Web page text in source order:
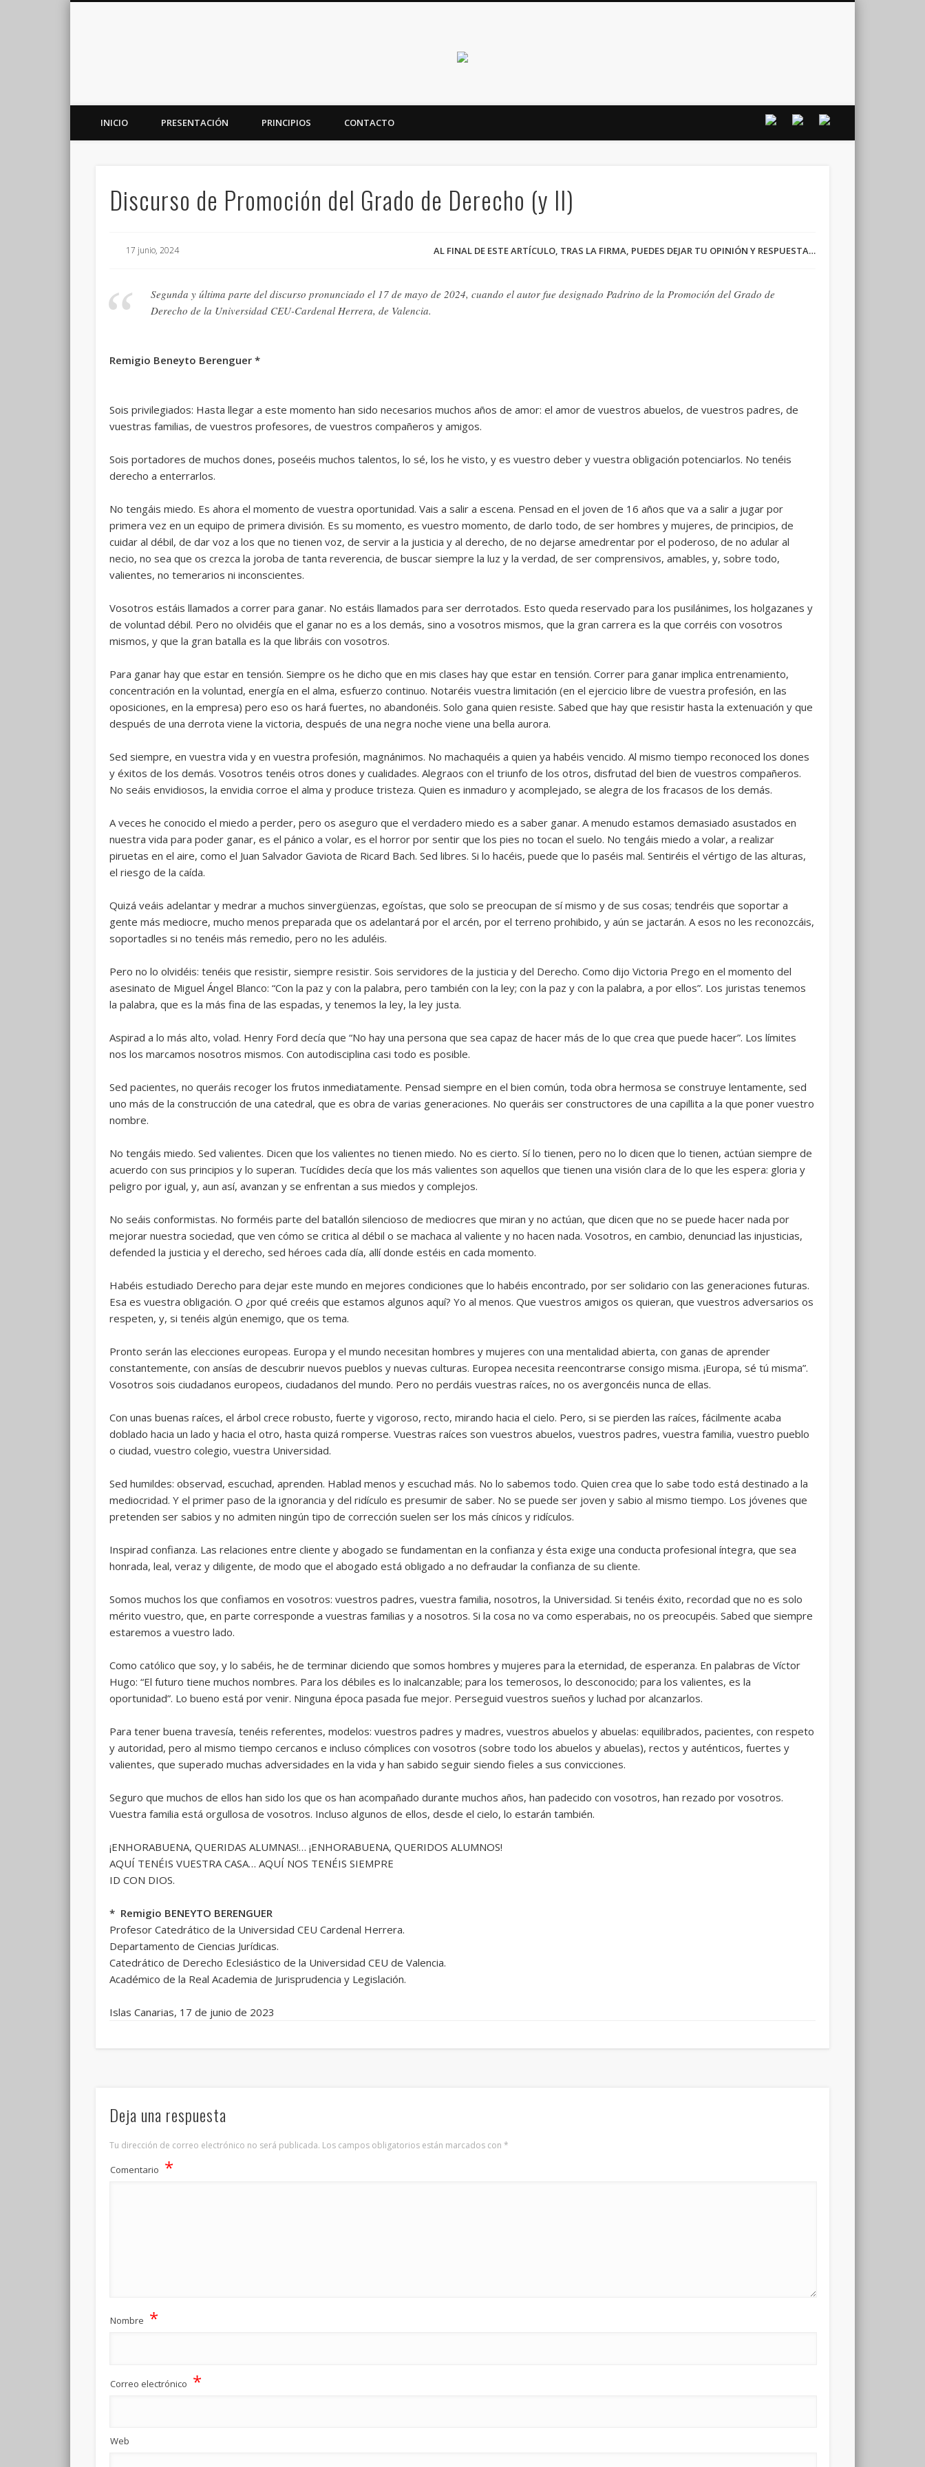
INICIO PRESENTACIÓN PRINCIPIOS CONTACTO
Discurso de Promoción del Grado de Derecho (y II)
AL FINAL DE ESTE ARTÍCULO, TRAS LA FIRMA, PUEDES DEJAR TU OPINIÓN Y RESPUESTA…
17 junio, 2024
Segunda y última parte del discurso pronunciado el 17 de mayo de 2024, cuando el autor fue designado Padrino de la Promoción del Grado de
Derecho de la Universidad CEU-Cardenal Herrera, de Valencia.
Remigio Beneyto Berenguer *
Sois privilegiados: Hasta llegar a este momento han sido necesarios muchos años de amor: el amor de vuestros abuelos, de vuestros padres, de
vuestras familias, de vuestros profesores, de vuestros compañeros y amigos.
Sois portadores de muchos dones, poseéis muchos talentos, lo sé, los he visto, y es vuestro deber y vuestra obligación potenciarlos. No tenéis
derecho a enterrarlos.
No tengáis miedo. Es ahora el momento de vuestra oportunidad. Vais a salir a escena. Pensad en el joven de 16 años que va a salir a jugar por
primera vez en un equipo de primera división. Es su momento, es vuestro momento, de darlo todo, de ser hombres y mujeres, de principios, de
cuidar al débil, de dar voz a los que no tienen voz, de servir a la justicia y al derecho, de no dejarse amedrentar por el poderoso, de no adular al
necio, no sea que os crezca la joroba de tanta reverencia, de buscar siempre la luz y la verdad, de ser comprensivos, amables, y, sobre todo,
valientes, no temerarios ni inconscientes.
Vosotros estáis llamados a correr para ganar. No estáis llamados para ser derrotados. Esto queda reservado para los pusilánimes, los holgazanes y
de voluntad débil. Pero no olvidéis que el ganar no es a los demás, sino a vosotros mismos, que la gran carrera es la que corréis con vosotros
mismos, y que la gran batalla es la que libráis con vosotros.
Para ganar hay que estar en tensión. Siempre os he dicho que en mis clases hay que estar en tensión. Correr para ganar implica entrenamiento,
concentración en la voluntad, energía en el alma, esfuerzo continuo. Notaréis vuestra limitación (en el ejercicio libre de vuestra profesión, en las
oposiciones, en la empresa) pero eso os hará fuertes, no abandonéis. Solo gana quien resiste. Sabed que hay que resistir hasta la extenuación y que
después de una derrota viene la victoria, después de una negra noche viene una bella aurora.
Sed siempre, en vuestra vida y en vuestra profesión, magnánimos. No machaquéis a quien ya habéis vencido. Al mismo tiempo reconoced los dones
y éxitos de los demás. Vosotros tenéis otros dones y cualidades. Alegraos con el triunfo de los otros, disfrutad del bien de vuestros compañeros.
No seáis envidiosos, la envidia corroe el alma y produce tristeza. Quien es inmaduro y acomplejado, se alegra de los fracasos de los demás.
A veces he conocido el miedo a perder, pero os aseguro que el verdadero miedo es a saber ganar. A menudo estamos demasiado asustados en
nuestra vida para poder ganar, es el pánico a volar, es el horror por sentir que los pies no tocan el suelo. No tengáis miedo a volar, a realizar
piruetas en el aire, como el Juan Salvador Gaviota de Ricard Bach. Sed libres. Si lo hacéis, puede que lo paséis mal. Sentiréis el vértigo de las alturas,
el riesgo de la caída.
Quizá veáis adelantar y medrar a muchos sinvergüenzas, egoístas, que solo se preocupan de sí mismo y de sus cosas; tendréis que soportar a
gente más mediocre, mucho menos preparada que os adelantará por el arcén, por el terreno prohibido, y aún se jactarán. A esos no les reconozcáis,
soportadles si no tenéis más remedio, pero no les aduléis.
Pero no lo olvidéis: tenéis que resistir, siempre resistir. Sois servidores de la justicia y del Derecho. Como dijo Victoria Prego en el momento del
asesinato de Miguel Ángel Blanco: “Con la paz y con la palabra, pero también con la ley; con la paz y con la palabra, a por ellos”. Los juristas tenemos
la palabra, que es la más fina de las espadas, y tenemos la ley, la ley justa.
Aspirad a lo más alto, volad. Henry Ford decía que “No hay una persona que sea capaz de hacer más de lo que crea que puede hacer”. Los límites
nos los marcamos nosotros mismos. Con autodisciplina casi todo es posible.
Sed pacientes, no queráis recoger los frutos inmediatamente. Pensad siempre en el bien común, toda obra hermosa se construye lentamente, sed
uno más de la construcción de una catedral, que es obra de varias generaciones. No queráis ser constructores de una capillita a la que poner vuestro
nombre.
No tengáis miedo. Sed valientes. Dicen que los valientes no tienen miedo. No es cierto. Sí lo tienen, pero no lo dicen que lo tienen, actúan siempre de
acuerdo con sus principios y lo superan. Tucídides decía que los más valientes son aquellos que tienen una visión clara de lo que les espera: gloria y
peligro por igual, y, aun así, avanzan y se enfrentan a sus miedos y complejos.
No seáis conformistas. No forméis parte del batallón silencioso de mediocres que miran y no actúan, que dicen que no se puede hacer nada por
mejorar nuestra sociedad, que ven cómo se critica al débil o se machaca al valiente y no hacen nada. Vosotros, en cambio, denunciad las injusticias,
defended la justicia y el derecho, sed héroes cada día, allí donde estéis en cada momento.
Habéis estudiado Derecho para dejar este mundo en mejores condiciones que lo habéis encontrado, por ser solidario con las generaciones futuras.
Esa es vuestra obligación. O ¿por qué creéis que estamos algunos aquí? Yo al menos. Que vuestros amigos os quieran, que vuestros adversarios os
respeten, y, si tenéis algún enemigo, que os tema.
Pronto serán las elecciones europeas. Europa y el mundo necesitan hombres y mujeres con una mentalidad abierta, con ganas de aprender
constantemente, con ansías de descubrir nuevos pueblos y nuevas culturas. Europea necesita reencontrarse consigo misma. ¡Europa, sé tú misma”.
Vosotros sois ciudadanos europeos, ciudadanos del mundo. Pero no perdáis vuestras raíces, no os avergoncéis nunca de ellas.
Con unas buenas raíces, el árbol crece robusto, fuerte y vigoroso, recto, mirando hacia el cielo. Pero, si se pierden las raíces, fácilmente acaba
doblado hacia un lado y hacia el otro, hasta quizá romperse. Vuestras raíces son vuestros abuelos, vuestros padres, vuestra familia, vuestro pueblo
o ciudad, vuestro colegio, vuestra Universidad.
Sed humildes: observad, escuchad, aprenden. Hablad menos y escuchad más. No lo sabemos todo. Quien crea que lo sabe todo está destinado a la
mediocridad. Y el primer paso de la ignorancia y del ridículo es presumir de saber. No se puede ser joven y sabio al mismo tiempo. Los jóvenes que
pretenden ser sabios y no admiten ningún tipo de corrección suelen ser los más cínicos y ridículos.
Inspirad confianza. Las relaciones entre cliente y abogado se fundamentan en la confianza y ésta exige una conducta profesional íntegra, que sea
honrada, leal, veraz y diligente, de modo que el abogado está obligado a no defraudar la confianza de su cliente.
Somos muchos los que confiamos en vosotros: vuestros padres, vuestra familia, nosotros, la Universidad. Si tenéis éxito, recordad que no es solo
mérito vuestro, que, en parte corresponde a vuestras familias y a nosotros. Si la cosa no va como esperabais, no os preocupéis. Sabed que siempre
estaremos a vuestro lado.
Como católico que soy, y lo sabéis, he de terminar diciendo que somos hombres y mujeres para la eternidad, de esperanza. En palabras de Víctor
Hugo: “El futuro tiene muchos nombres. Para los débiles es lo inalcanzable; para los temerosos, lo desconocido; para los valientes, es la
oportunidad”. Lo bueno está por venir. Ninguna época pasada fue mejor. Perseguid vuestros sueños y luchad por alcanzarlos.
Para tener buena travesía, tenéis referentes, modelos: vuestros padres y madres, vuestros abuelos y abuelas: equilibrados, pacientes, con respeto
y autoridad, pero al mismo tiempo cercanos e incluso cómplices con vosotros (sobre todo los abuelos y abuelas), rectos y auténticos, fuertes y
valientes, que superado muchas adversidades en la vida y han sabido seguir siendo fieles a sus convicciones.
Seguro que muchos de ellos han sido los que os han acompañado durante muchos años, han padecido con vosotros, han rezado por vosotros.
Vuestra familia está orgullosa de vosotros. Incluso algunos de ellos, desde el cielo, lo estarán también.
¡ENHORABUENA, QUERIDAS ALUMNAS!… ¡ENHORABUENA, QUERIDOS ALUMNOS!
AQUÍ TENÉIS VUESTRA CASA… AQUÍ NOS TENÉIS SIEMPRE
ID CON DIOS.
* Remigio BENEYTO BERENGUER
Profesor Catedrático de la Universidad CEU Cardenal Herrera.
Departamento de Ciencias Jurídicas.
Catedrático de Derecho Eclesiástico de la Universidad CEU de Valencia.
Académico de la Real Academia de Jurisprudencia y Legislación.
Islas Canarias, 17 de junio de 2023
Deja una respuesta
Tu dirección de correo electrónico no será publicada. Los campos obligatorios están marcados con *
Comentario *
Nombre *
Correo electrónico *
Web